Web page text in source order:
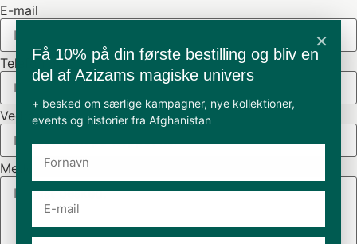
×
Få 10% på din første bestilling og bliv en
del af Azizams magiske univers
+ besked om særlige kampagner, nye kollektioner,
events og historier fra Afghanistan
E-mail
Telefon nr.
Vedrørende
Meddelelse